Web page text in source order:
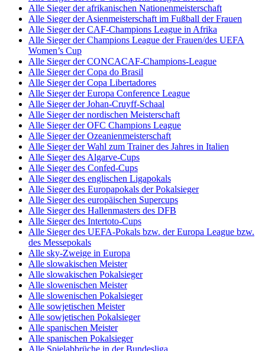
Alle Sieger der afrikanischen Nationenmeisterschaft
Alle Sieger der Asienmeisterschaft im Fußball der Frauen
Alle Sieger der CAF-Champions League in Afrika
Alle Sieger der Champions League der Frauen/des UEFA
Women’s Cup
Alle Sieger der CONCACAF-Champions-League
Alle Sieger der Copa do Brasil
Alle Sieger der Copa Libertadores
Alle Sieger der Europa Conference League
Alle Sieger der Johan-Cruyff-Schaal
Alle Sieger der nordischen Meisterschaft
Alle Sieger der OFC Champions League
Alle Sieger der Ozeanienmeisterschaft
Alle Sieger der Wahl zum Trainer des Jahres in Italien
Alle Sieger des Algarve-Cups
Alle Sieger des Confed-Cups
Alle Sieger des englischen Ligapokals
Alle Sieger des Europapokals der Pokalsieger
Alle Sieger des europäischen Supercups
Alle Sieger des Hallenmasters des DFB
Alle Sieger des Intertoto-Cups
Alle Sieger des UEFA-Pokals bzw. der Europa League bzw.
des Messepokals
Alle sky-Zweige in Europa
Alle slowakischen Meister
Alle slowakischen Pokalsieger
Alle slowenischen Meister
Alle slowenischen Pokalsieger
Alle sowjetischen Meister
Alle sowjetischen Pokalsieger
Alle spanischen Meister
Alle spanischen Pokalsieger
Alle Spielabbrüche in der Bundesliga